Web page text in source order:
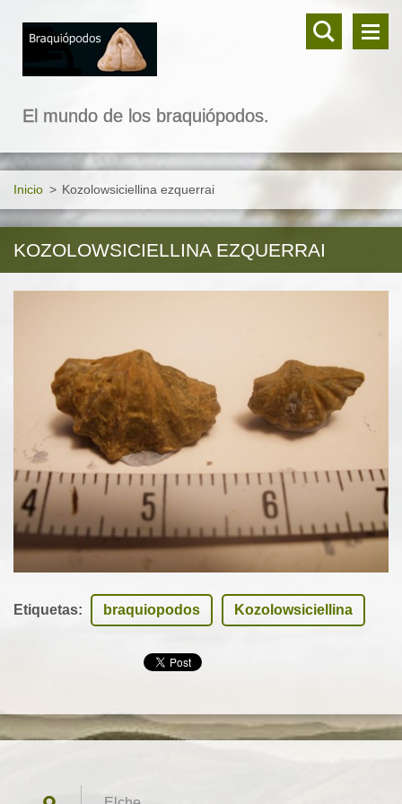
El mundo de los braquiópodos.
Inicio > Kozolowsiciellina ezquerrai
KOZOLOWSICIELLINA EZQUERRAI
Etiquetas: braquiopodos Kozolowsiciellina